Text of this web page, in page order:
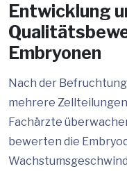
Entwicklung
Embryonen
Nach der
mehrere
Fachärzte
bewerten die